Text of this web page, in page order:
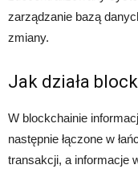
zarządzanie bazą
zmiany.
Jak działa
W blockchainie
następnie łączone w
transakcji, a informacje